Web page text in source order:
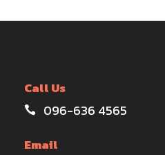
Call Us
096-636 4565
Email